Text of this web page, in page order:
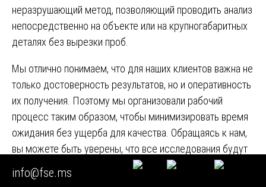
неразрушающий метод, позволяющий проводить анализ
непосредственно на объекте или на крупногабаритных
деталях без вырезки проб.
Мы отлично понимаем, что для наших клиентов важна не
только достоверность результатов, но и оперативность
их получения. Поэтому мы организовали рабочий
процесс таким образом, чтобы минимизировать время
ожидания без ущерба для качества. Обращаясь к нам,
вы можете быть уверены, что все исследования будут
проведены в строгом соответствии с методиками, а их
результаты будут оформлены в виде официального
info@fse.ms